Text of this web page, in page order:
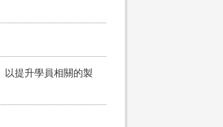
以提升學員相關的製